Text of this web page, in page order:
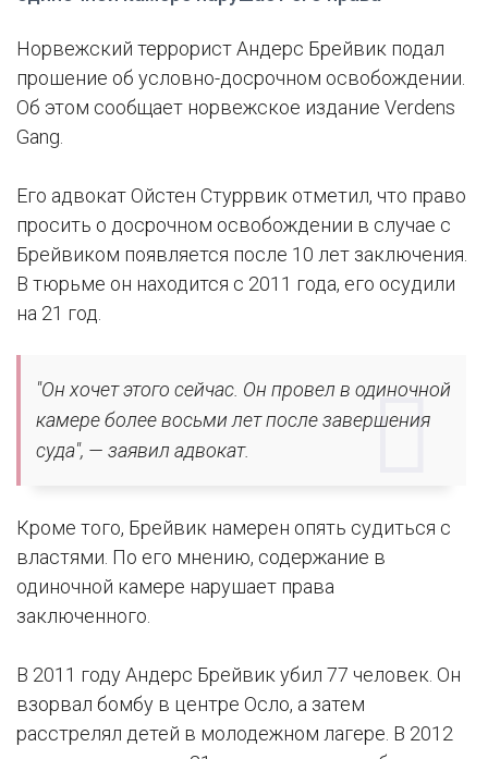
Норвежский террорист Андерс Брейвик подал
прошение об условно-досрочном освобождении.
Об этом сообщает норвежское издание Verdens
Gang.
Его адвокат Ойстен Стуррвик отметил, что право
просить о досрочном освобождении в случае с
Брейвиком появляется после 10 лет заключения.
В тюрьме он находится с 2011 года, его осудили
на 21 год.
"Он хочет этого сейчас. Он провел в одиночной
камере более восьми лет после завершения
суда", — заявил адвокат.
Кроме того, Брейвик намерен опять судиться с
властями. По его мнению, содержание в
одиночной камере нарушает права
заключенного.
В 2011 году Андерс Брейвик убил 77 человек. Он
взорвал бомбу в центре Осло, а затем
расстрелял детей в молодежном лагере. В 2012